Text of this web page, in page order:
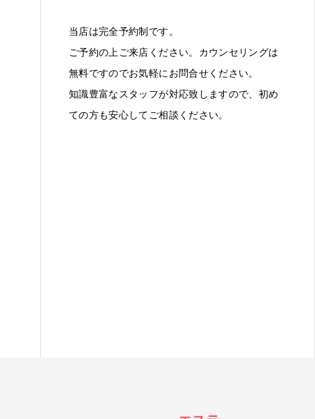
当店は完全予約制です。
ご予約の上ご来店ください。カウンセリングは
無料ですのでお気軽にお問合せください。
知識豊富なスタッフが対応致しますので、初め
ての方も安心してご相談ください。